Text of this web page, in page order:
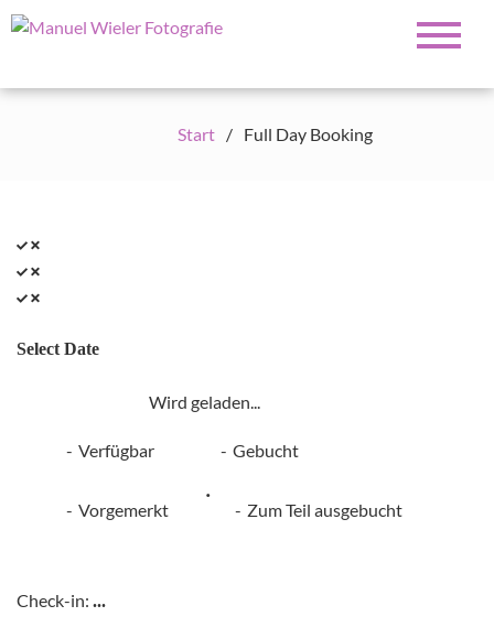
Manuel Wieler
Fotografie
Fotograf für Hochzeiten, Familie,
Start Full Day Booking
Select Date
Wird geladen...
- Verfügbar - Gebucht
- Vorgemerkt
·
- Zum Teil ausgebucht
Check-in: ...